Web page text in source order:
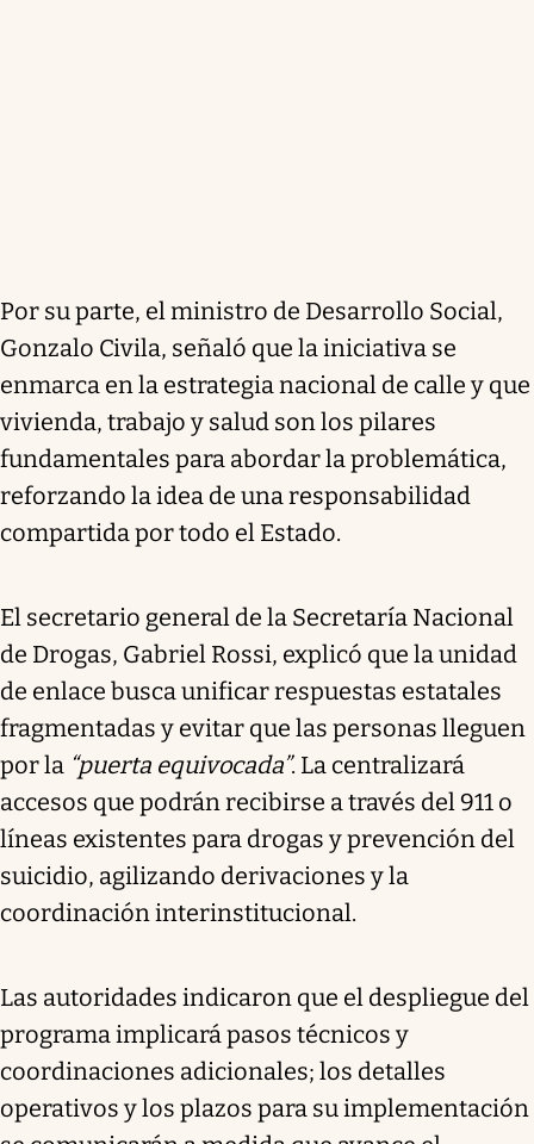
Por su parte, el ministro de Desarrollo Social,
Gonzalo Civila, señaló que la iniciativa se
enmarca en la estrategia nacional de calle y que
vivienda, trabajo y salud son los pilares
fundamentales para abordar la problemática,
reforzando la idea de una responsabilidad
compartida por todo el Estado.
El secretario general de la Secretaría Nacional
de Drogas, Gabriel Rossi, explicó que la unidad
de enlace busca unificar respuestas estatales
fragmentadas y evitar que las personas lleguen
por la “puerta equivocada”. La centralizará
accesos que podrán recibirse a través del 911 o
líneas existentes para drogas y prevención del
suicidio, agilizando derivaciones y la
coordinación interinstitucional.
Las autoridades indicaron que el despliegue del
programa implicará pasos técnicos y
coordinaciones adicionales; los detalles
operativos y los plazos para su implementación